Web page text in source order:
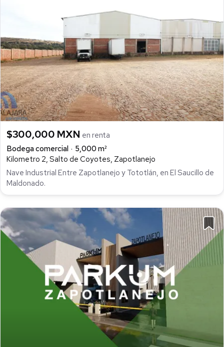
$300,000 MXN en renta
Bodega comercial
5,000 m²
Kilometro 2, Salto de Coyotes, Zapotlanejo
Nave Industrial Entre Zapotlanejo y Tototlán, en El Saucillo de
Maldonado.